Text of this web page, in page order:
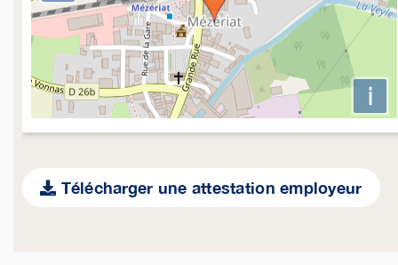
i
Télécharger une attestation employeur